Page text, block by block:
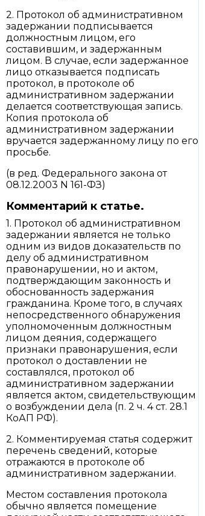
2. Протокол об административном
задержании подписывается
должностным лицом, его
составившим, и задержанным
лицом. В случае, если задержанное
лицо отказывается подписать
протокол, в протоколе об
административном задержании
делается соответствующая запись.
Копия протокола об
административном задержании
вручается задержанному лицу по его
просьбе.
(в ред. Федерального закона от
08.12.2003 N 161-ФЗ)
Комментарий к статье.
1. Протокол об административном
задержании является не только
одним из видов доказательств по
делу об административном
правонарушении, но и актом,
подтверждающим законность и
обоснованность задержания
гражданина. Кроме того, в случаях
непосредственного обнаружения
уполномоченным должностным
лицом деяния, содержащего
признаки правонарушения, если
протокол о доставлении не
составлялся, протокол об
административном задержании
является актом, свидетельствующим
о возбуждении дела (п. 2 ч. 4 ст. 28.1
КоАП РФ).
2. Комментируемая статья содержит
перечень сведений, которые
отражаются в протоколе об
административном задержании.
Местом составления протокола
обычно является помещение